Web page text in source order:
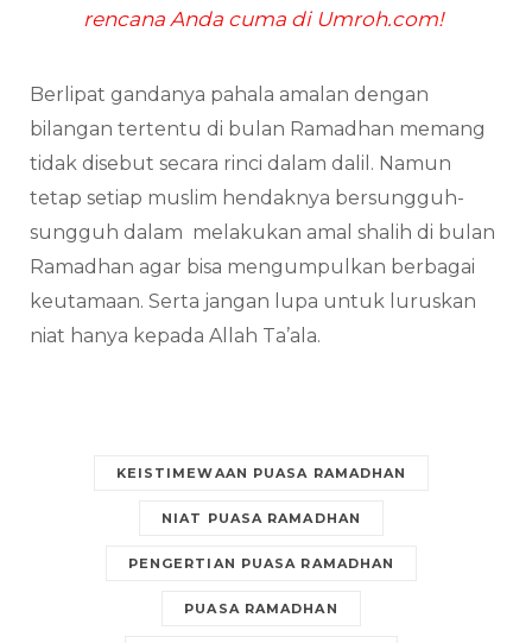
rencana Anda cuma di Umroh.com!
Berlipat gandanya pahala amalan dengan
bilangan tertentu di bulan Ramadhan memang
tidak disebut secara rinci dalam dalil. Namun
tetap setiap muslim hendaknya bersungguh-
sungguh dalam melakukan amal shalih di bulan
Ramadhan agar bisa mengumpulkan berbagai
keutamaan. Serta jangan lupa untuk luruskan
niat hanya kepada Allah Ta’ala.
KEISTIMEWAAN PUASA RAMADHAN
NIAT PUASA RAMADHAN
PENGERTIAN PUASA RAMADHAN
PUASA RAMADHAN